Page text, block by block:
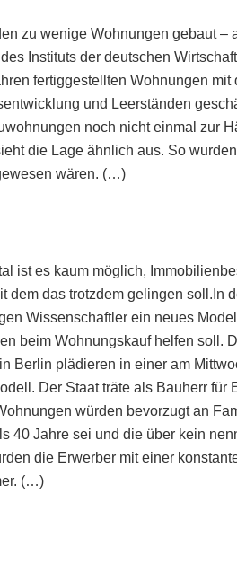
zu wenige Wohnungen gebaut –
Instituts der deutschen
fertiggestellten Wohnungen
und Leerständen
noch nicht einmal zur
die Lage ähnlich aus. So
wären. (…)
ist es kaum möglich,
dem das trotzdem gelingen soll.In
Wissenschaftler ein neues
beim Wohnungskauf helfen soll.
Berlin plädieren in einer am
Der Staat träte als Bauherr für
würden bevorzugt an
40 Jahre sei und die über kein
die Erwerber mit einer
(…)